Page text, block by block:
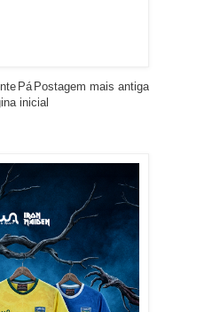
Postagem mais antiga
Pá
inicial